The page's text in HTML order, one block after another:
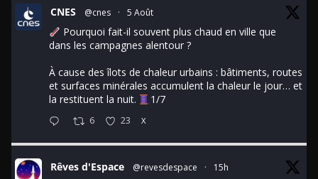
CNES @cnes · 5 Août
Pourquoi fait-il souvent plus chaud en ville que
dans les campagnes alentour ?
À cause des îlots de chaleur urbains : bâtiments, routes
et surfaces minérales accumulent la chaleur le jour… et
la restituent la nuit.
1/7
6 23 X
Rêves d'Espace @revesdespace · 15h